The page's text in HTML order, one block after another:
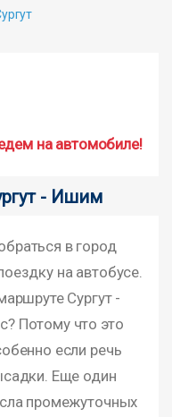
на автомобиле!
- Ишим
в город
на автобусе.
Сургут -
Потому что это
если речь
Еще один
промежуточных